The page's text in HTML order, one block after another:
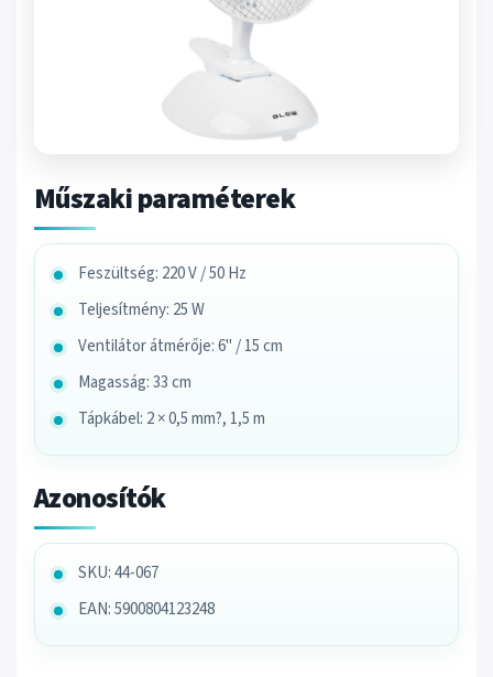
Műszaki paraméterek
Feszültség: 220 V / 50 Hz
Teljesítmény: 25 W
Ventilátor átmérője: 6" / 15 cm
Magasság: 33 cm
Tápkábel: 2 × 0,5 mm?, 1,5 m
Azonosítók
SKU: 44-067
EAN: 5900804123248